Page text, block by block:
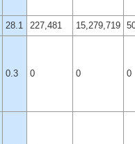
28.1 227,481 15,279,719
0.3 0 0 0